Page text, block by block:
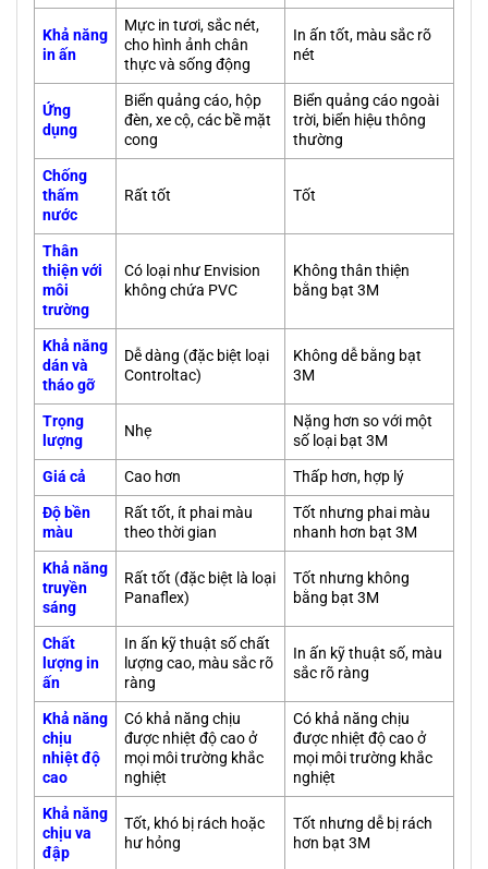
Khả năng
in ấn
Mực in tươi, sắc nét,
cho hình ảnh chân
thực và sống động
In ấn tốt, màu sắc rõ
nét
Ứng
dụng
Biển quảng cáo, hộp
đèn, xe cộ, các bề mặt
cong
Biển quảng cáo ngoài
trời, biển hiệu thông
thường
Chống
thấm
nước
Rất tốt Tốt
Thân
thiện với
môi
trường
Có loại như Envision
không chứa PVC
Không thân thiện
bằng bạt 3M
Khả năng
dán và
tháo gỡ
Dễ dàng (đặc biệt loại
Controltac)
Không dễ bằng bạt
3M
Trọng
lượng
Nhẹ
Nặng hơn so với một
số loại bạt 3M
Giá cả
Cao hơn
Thấp hơn, hợp lý
Độ bền
màu
Rất tốt, ít phai màu
theo thời gian
Tốt nhưng phai màu
nhanh hơn bạt 3M
Khả năng
truyền
sáng
Rất tốt (đặc biệt là loại
Panaflex)
Tốt nhưng không
bằng bạt 3M
Chất
lượng in
ấn
In ấn kỹ thuật số chất
lượng cao, màu sắc rõ
ràng
In ấn kỹ thuật số, màu
sắc rõ ràng
Khả năng
chịu
nhiệt độ
cao
Có khả năng chịu
được nhiệt độ cao ở
mọi môi trường khắc
nghiệt
Có khả năng chịu
được nhiệt độ cao ở
mọi môi trường khắc
nghiệt
Khả năng
chịu va
đập
Tốt, khó bị rách hoặc
hư hỏng
Tốt nhưng dễ bị rách
hơn bạt 3M